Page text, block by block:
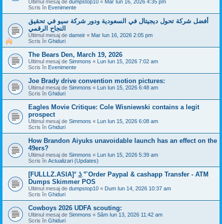
Ultimul mesaj de dumpstop10 « Mar Iun 16, 2026 4:35 pm
Scris în Evenimente
أفضل شركة تحول ديجيتال في السعودية ودور شركة سيو في تحقيق
النجاح الرقمي
Ultimul mesaj de dameir « Mar Iun 16, 2026 2:05 pm
Scris în Ghiduri
The Bears Den, March 19, 2026
Ultimul mesaj de Simmons « Lun Iun 15, 2026 7:02 am
Scris în Evenimente
Joe Brady drive convention motion pictures:
Ultimul mesaj de Simmons « Lun Iun 15, 2026 6:48 am
Scris în Ghiduri
Eagles Movie Critique: Cole Wisniewski contains a legit
prospect
Ultimul mesaj de Simmons « Lun Iun 15, 2026 6:08 am
Scris în Ghiduri
How Brandon Aiyuks unavoidable launch has an effect on the
49ers?
Ultimul mesaj de Simmons « Lun Iun 15, 2026 5:39 am
Scris în Actualizari (Updates)
[FULLLZ.ASIA]° ͜ʖ ͡° Order Paypal & cashapp Transfer - ATM
Dumps Skimmer POS
Ultimul mesaj de dumpstop10 « Dum Iun 14, 2026 10:37 am
Scris în Ghiduri
Cowboys 2026 UDFA scouting:
Ultimul mesaj de Simmons « Sâm Iun 13, 2026 11:42 am
Scris în Ghiduri